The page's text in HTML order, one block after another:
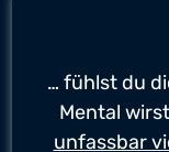
… fühlst du
Mental
unfassbar